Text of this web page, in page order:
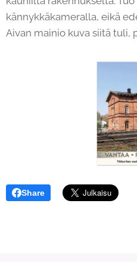
kännykkäkameralla, eikä
Aivan mainio kuva siitä tuli,
Share